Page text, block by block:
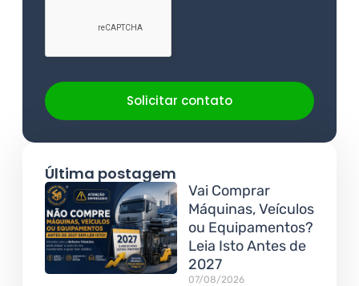
Solicitar contato
Última postagem
Vai Comprar
Máquinas, Veículos
ou Equipamentos?
Leia Isto Antes de
2027
07/08/2026